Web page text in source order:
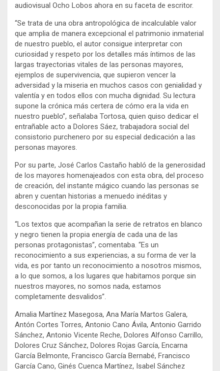
audiovisual Ocho Lobos ahora en su faceta de escritor.
“Se trata de una obra antropológica de incalculable valor
que amplia de manera excepcional el patrimonio inmaterial
de nuestro pueblo, el autor consigue interpretar con
curiosidad y respeto por los detalles más íntimos de las
largas trayectorias vitales de las personas mayores,
ejemplos de supervivencia, que supieron vencer la
adversidad y la miseria en muchos casos con genialidad y
valentía y en todos ellos con mucha dignidad. Su lectura
supone la crónica más certera de cómo era la vida en
nuestro pueblo”, señalaba Tortosa, quien quiso dedicar el
entrañable acto a Dolores Sáez, trabajadora social del
consistorio purchenero por su especial dedicación a las
personas mayores.
Por su parte, José Carlos Castaño habló de la generosidad
de los mayores homenajeados con esta obra, del proceso
de creación, del instante mágico cuando las personas se
abren y cuentan historias a menuedo inéditas y
desconocidas por la propia familia.
“Los textos que acompañan la serie de retratos en blanco
y negro tienen la propia energía de cada una de las
personas protagonistas”, comentaba. “Es un
reconocimiento a sus experiencias, a su forma de ver la
vida, es por tanto un reconocimiento a nosotros mismos,
a lo que somos, a los lugares que habitamos porque sin
nuestros mayores, no somos nada, estamos
completamente desvalidos”.
Amalia Martínez Masegosa, Ana María Martos Galera,
Antón Cortes Torres, Antonio Cano Ávila, Antonio Garrido
Sánchez, Antonio Vicente Reche, Dolores Alfonso Carrillo,
Dolores Cruz Sánchez, Dolores Rojas García, Encarna
García Belmonte, Francisco García Bernabé, Francisco
García Cano, Ginés Cuenca Martínez, Isabel Sánchez